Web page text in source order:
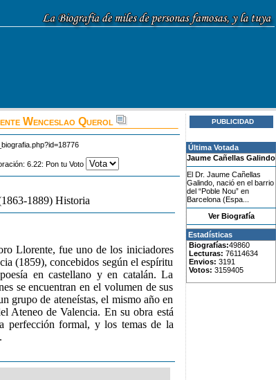
Wenceslao Querol
6.22: Pon tu Voto
1889) Historia
Llorente, fue uno de los iniciadores
(1859), concebidos según el espíritu
en castellano y en catalán. La
se encuentran en el volumen de sus
grupo de ateneístas, el mismo año en
Ateneo de Valencia. En su obra está
perfección formal, y los temas de la
PUBLICIDAD
Última Votada
Jaume Cañellas Galindo
El Dr. Jaume Cañellas
Galindo, nació en el barrio
del “Poble Nou” en
Barcelona (Espa...
Ver Biografía
Estadísticas
Biografías:49860
Lecturas: 76114634
Envios: 3191
Votos: 3159405